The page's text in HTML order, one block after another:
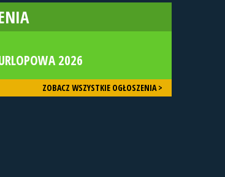
2026
ZOBACZ WSZYSTKIE OGŁOSZENIA >